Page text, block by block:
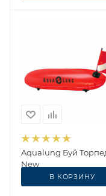
Aqualung Буй
New
₽
В КОРЗИНУ